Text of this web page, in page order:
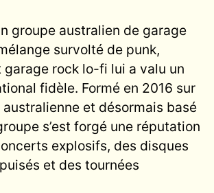
groupe australien de garage
survolté de punk,
rock lo-fi lui a valu un
fidèle. Formé en 2016 sur
australienne et désormais basé
s’est forgé une réputation
explosifs, des disques
et des tournées